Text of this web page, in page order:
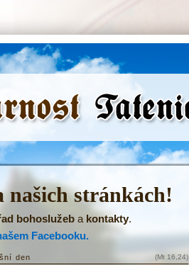
našich stránkách!
bohoslužeb a kontakty.
Facebooku.
den (Mt 16,24)